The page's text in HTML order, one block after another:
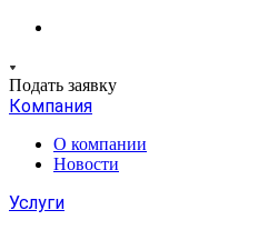
Подать заявку
Компания
О компании
Новости
Услуги